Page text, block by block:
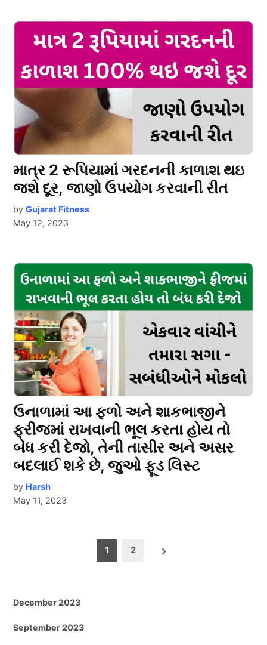
માત્ર 2 રૂપિયામાં ગરદનની કાળાશ થઇ
જશે દૂર, જાણો ઉપયોગ કરવાની રીત
by Gujarat Fitness
May 12, 2023
ઉનાળામાં આ ફળો અને શાકભાજીને
ફ્રીજમાં રાખવાની ભૂલ કરતા હોય તો
બંધ કરી દેજો, તેની તાસીર અને અસર
બદલાઈ શકે છે, જુઓ ફૂડ લિસ્ટ
by Harsh
May 11, 2023
1 2
December 2023
September 2023